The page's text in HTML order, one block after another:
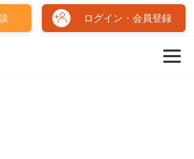
ログイン・会員登録